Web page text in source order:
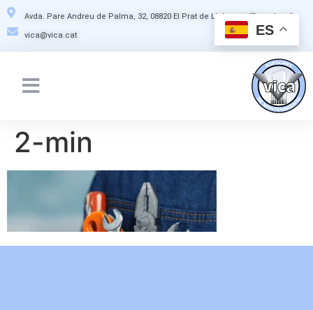
Avda. Pare Andreu de Palma, 32, 08820 El Prat de Llobregat (Barcelona)
vica@vica.cat
2-min
ES